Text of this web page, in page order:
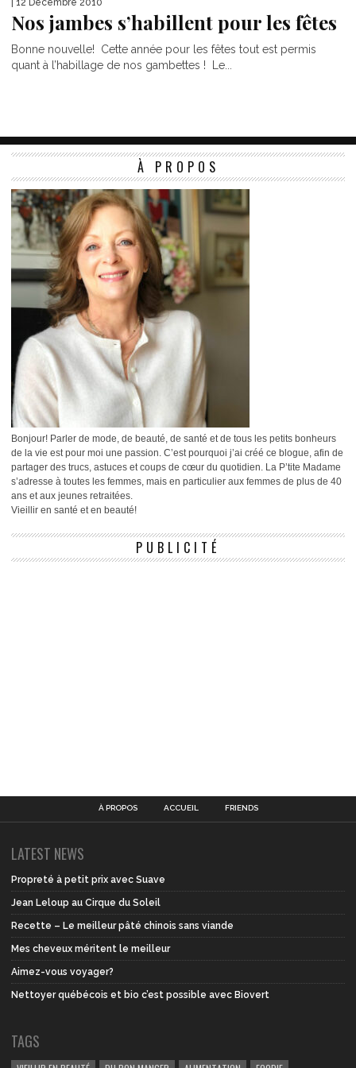
| 12 Décembre 2010
Nos jambes s’habillent pour les fêtes
Bonne nouvelle! Cette année pour les fêtes tout est permis
quant à l’habillage de nos gambettes ! Le...
À PROPOS
Bonjour! Parler de mode, de beauté, de santé et de tous les petits bonheurs
de la vie est pour moi une passion. C’est pourquoi j’ai créé ce blogue, afin de
partager des trucs, astuces et coups de cœur du quotidien. La P’tite Madame
s’adresse à toutes les femmes, mais en particulier aux femmes de plus de 40
ans et aux jeunes retraitées.
Vieillir en santé et en beauté!
PUBLICITÉ
À PROPOS ACCUEIL FRIENDS
LATEST NEWS
Propreté à petit prix avec Suave
Jean Leloup au Cirque du Soleil
Recette – Le meilleur pâté chinois sans viande
Mes cheveux méritent le meilleur
Aimez-vous voyager?
Nettoyer québécois et bio c’est possible avec Biovert
TAGS